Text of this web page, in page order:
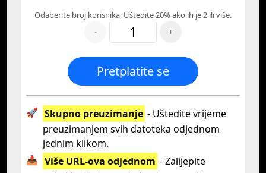
Odaberite broj korisnika; Uštedite 20% ako ih je 2 ili više.
-
+
Pretplatite se
🚀 Skupno preuzimanje - Uštedite vrijeme
preuzimanjem svih datoteka odjednom
jednim klikom.
📥 Više URL-ova odjednom - Zalijepite